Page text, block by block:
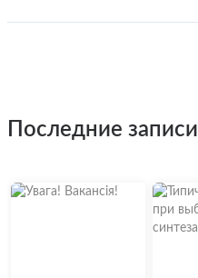
последние записи